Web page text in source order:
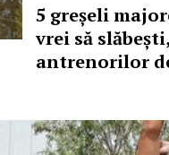
5 greșeli
vrei să
antrenorilor